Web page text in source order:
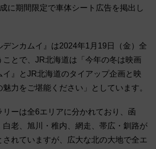
に期間限定で車体シート広告を掲出し
デンカムイ』は2024年1月19日（金）全
ことで、JR北海道は「今年の冬は映画
イ』とJR北海道のタイアップ企画と映
力をご堪能ください」としています。
リーは全6エリアに分かれており、函
白老、旭川・稚内、網走、帯広・釧路が
されていますが、広大な北の大地で全エ